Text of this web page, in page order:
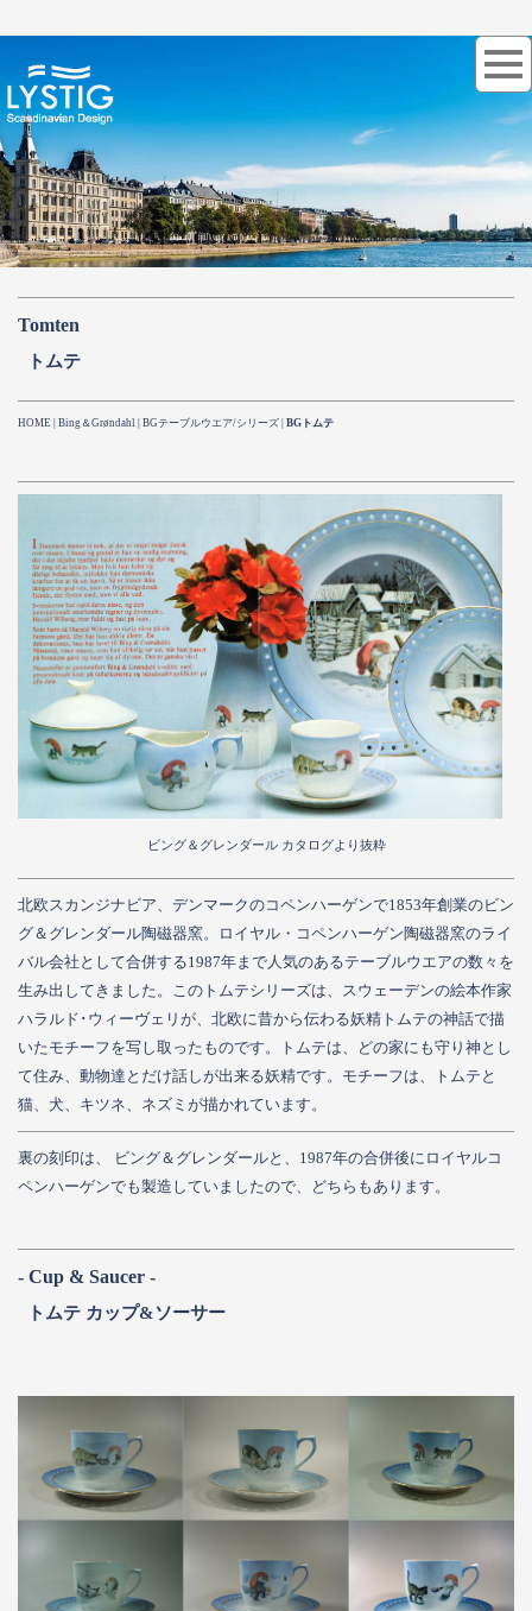
Tomten
トムテ
HOME Bing＆Grøndahl BGテーブルウエア/シリーズ BGトムテ
ビング＆グレンダール カタログより抜粋
北欧スカンジナビア、デンマークのコペンハーゲンで1853年創業のビン
グ＆グレンダール陶磁器窯。ロイヤル・コペンハーゲン陶磁器窯のライ
バル会社として合併する1987年まで人気のあるテーブルウエアの数々を
生み出してきました。このトムテシリーズは、スウェーデンの絵本作家
ハラルド･ウィーヴェリが、北欧に昔から伝わる妖精トムテの神話で描
いたモチーフを写し取ったものです。トムテは、どの家にも守り神とし
て住み、動物達とだけ話しが出来る妖精です。モチーフは、トムテと
猫、犬、キツネ、ネズミが描かれています。
裏の刻印は、 ビング＆グレンダールと、1987年の合併後にロイヤルコ
ペンハーゲンでも製造していましたので、どちらもあります。
- Cup & Saucer -
トムテ カップ&ソーサー